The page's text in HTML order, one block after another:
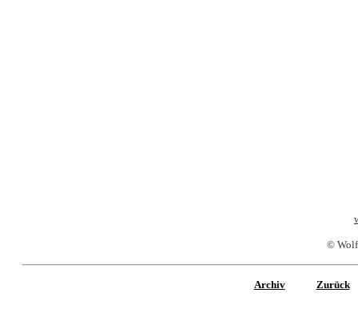
©
Archiv Zurück